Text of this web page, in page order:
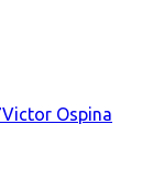
Victor Ospina